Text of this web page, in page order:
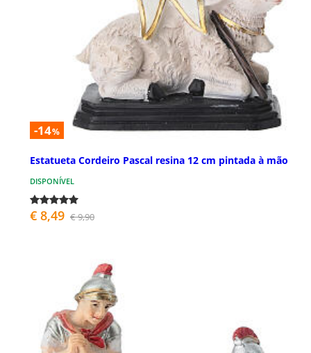
-14%
Estatueta Cordeiro Pascal resina 12 cm pintada à mão
DISPONÍVEL
€ 8,49 € 9,90